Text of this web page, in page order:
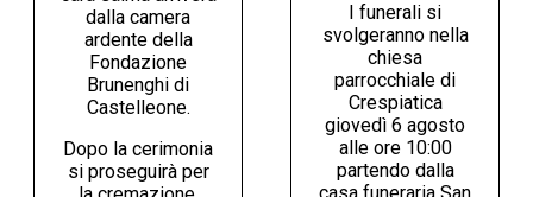
dalla camera
ardente della
Fondazione
Brunenghi di
Castelleone.
Dopo la cerimonia
si proseguirà per
I funerali si
svolgeranno nella
chiesa
parrocchiale di
Crespiatica
giovedì 6 agosto
alle ore 10:00
partendo dalla
casa funeraria San